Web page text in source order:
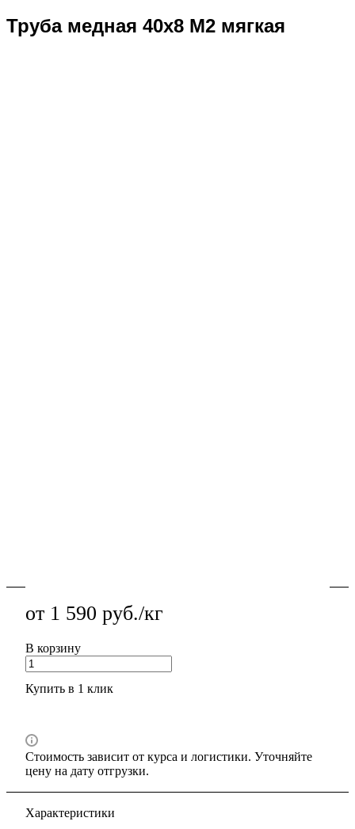
Труба медная 40х8 М2 мягкая
от 1 590 руб./кг
В корзину
Купить в 1 клик
Стоимость зависит от курса и логистики. Уточняйте
цену на дату отгрузки.
Характеристики